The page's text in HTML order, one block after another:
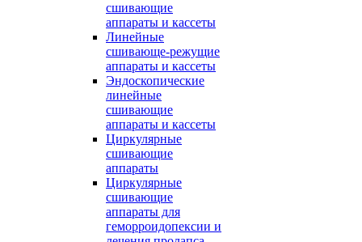
сшивающие
аппараты и кассеты
Линейные
сшивающе-режущие
аппараты и кассеты
Эндоскопические
линейные
сшивающие
аппараты и кассеты
Циркулярные
сшивающие
аппараты
Циркулярные
сшивающие
аппараты для
геморроидопексии и